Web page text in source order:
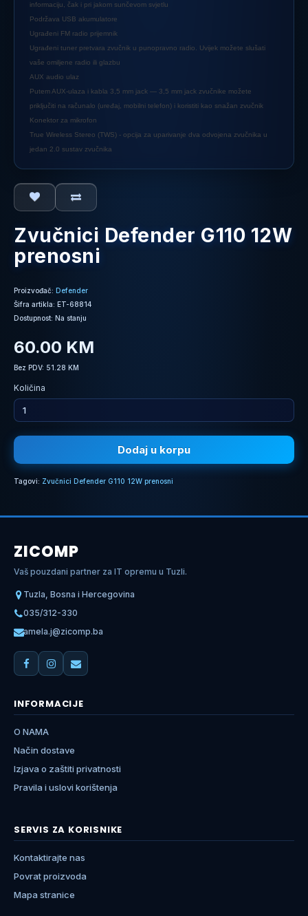
informaciju, čak i pri jakom sunčevom svjetlu
Podržava USB akumulatore
Ugrađeni FM radio prijemnik
Ugrađeni tuner pretvara zvučnik u punopravno radio. Uvijek možete slušati
vaše omiljene radio ili glazbu
AUX audio ulaz
Putem AUX-ulaza i kabla 3,5 mm jack — 3,5 mm jack zvučnike možete
priključiti na računalo (uređaj, mobilni telefon) i koristiti kao snažan zvučnik
Konektor za mikrofon
True Wireless Stereo (TWS) - opcija za uparivanje dva odvojena zvučnika u
jedan 2.0 sustav zvučnika
Zvučnici Defender G110 12W
prenosni
Proizvođač: Defender
Šifra artikla: ET-68814
Dostupnost: Na stanju
60.00 KM
Bez PDV: 51.28 KM
Količina
Dodaj u korpu
Tagovi: Zvučnici Defender G110 12W prenosni
ZICOMP
Vaš pouzdani partner za IT opremu u Tuzli.
Tuzla, Bosna i Hercegovina
035/312-330
amela.j@zicomp.ba
INFORMACIJE
O NAMA
Način dostave
Izjava o zaštiti privatnosti
Pravila i uslovi korištenja
SERVIS ZA KORISNIKE
Kontaktirajte nas
Povrat proizvoda
Mapa stranice